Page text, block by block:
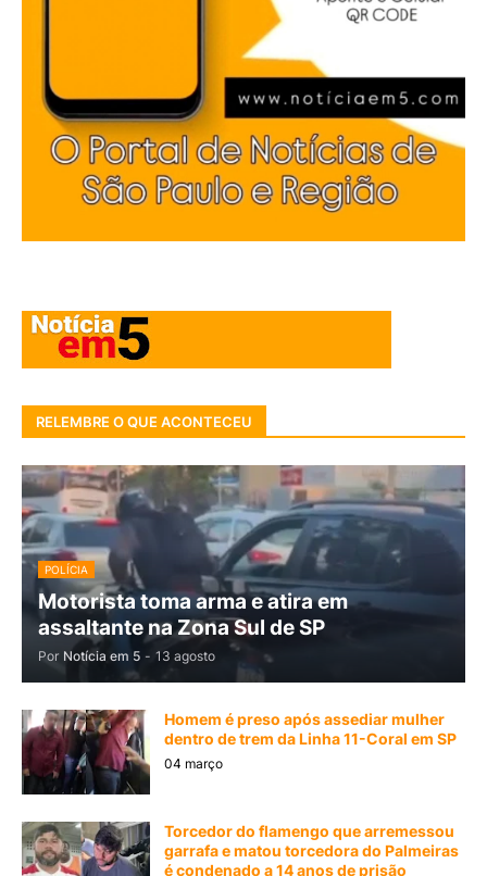
RELEMBRE O QUE ACONTECEU
POLÍCIA
Motorista toma arma e atira em
assaltante na Zona Sul de SP
Por Notícia em 5 - 13 agosto
Homem é preso após assediar mulher
dentro de trem da Linha 11-Coral em SP
04 março
Torcedor do flamengo que arremessou
garrafa e matou torcedora do Palmeiras
é condenado a 14 anos de prisão